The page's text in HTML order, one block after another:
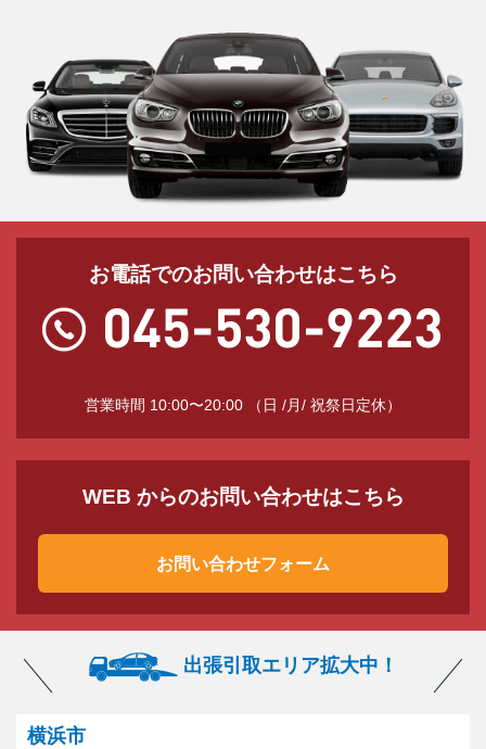
お電話でのお問い合わせはこちら
営業時間 10:00〜20:00 （日 /月/ 祝祭日定休）
WEB からのお問い合わせはこちら
お問い合わせフォーム
出張引取エリア拡大中！
横浜市